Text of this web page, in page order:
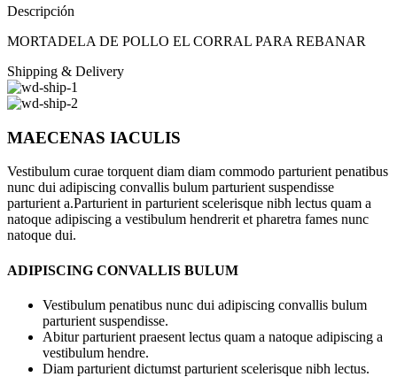
Descripción
MORTADELA DE POLLO EL CORRAL PARA REBANAR
Shipping & Delivery
MAECENAS IACULIS
Vestibulum curae torquent diam diam commodo parturient penatibus
nunc dui adipiscing convallis bulum parturient suspendisse
parturient a.Parturient in parturient scelerisque nibh lectus quam a
natoque adipiscing a vestibulum hendrerit et pharetra fames nunc
natoque dui.
ADIPISCING CONVALLIS BULUM
Vestibulum penatibus nunc dui adipiscing convallis bulum
parturient suspendisse.
Abitur parturient praesent lectus quam a natoque adipiscing a
vestibulum hendre.
Diam parturient dictumst parturient scelerisque nibh lectus.